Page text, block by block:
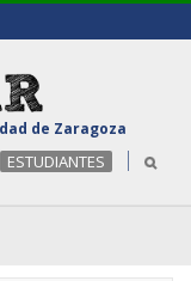
de Zaragoza
ESTUDIANTES